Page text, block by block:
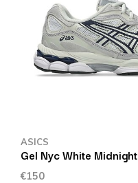
ASICS
Gel Nyc White Midnight
€150